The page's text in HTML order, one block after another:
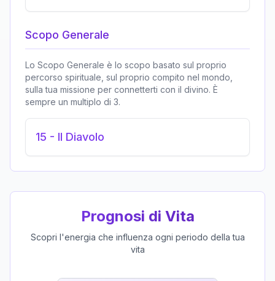
Scopo Generale
Lo Scopo Generale è lo scopo basato sul proprio
percorso spirituale, sul proprio compito nel mondo,
sulla tua missione per connetterti con il divino. È
sempre un multiplo di 3.
15 - Il Diavolo
Prognosi di Vita
Scopri l'energia che influenza ogni periodo della tua
vita